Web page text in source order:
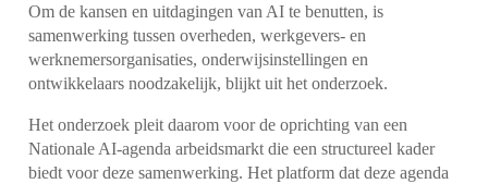
Om de kansen en uitdagingen van AI te benutten, is
samenwerking tussen overheden, werkgevers- en
werknemersorganisaties, onderwijsinstellingen en
ontwikkelaars noodzakelijk, blijkt uit het onderzoek.
Het onderzoek pleit daarom voor de oprichting van een
Nationale AI-agenda arbeidsmarkt die een structureel kader
biedt voor deze samenwerking. Het platform dat deze agenda